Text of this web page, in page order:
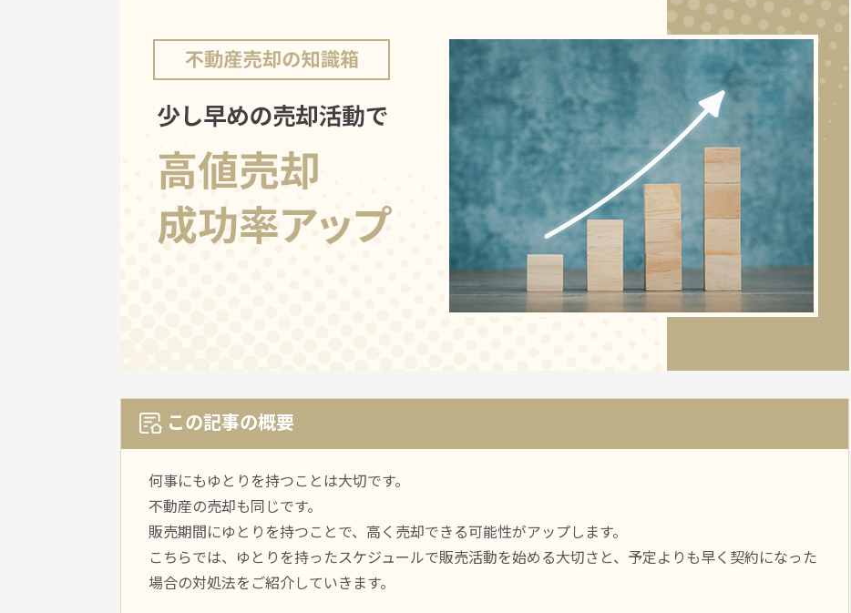
この記事の概要
何事にもゆとりを持つことは大切です。
不動産の売却も同じです。
販売期間にゆとりを持つことで、高く売却できる可能性がアップします。
こちらでは、ゆとりを持ったスケジュールで販売活動を始める大切さと、予定よりも早く契約になった
場合の対処法をご紹介していきます。